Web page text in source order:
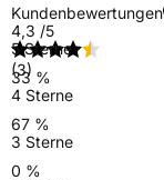
Kundenbewertungen
4,3 /5
(3)
5 Sterne
33 %
4 Sterne
67 %
3 Sterne
0 %